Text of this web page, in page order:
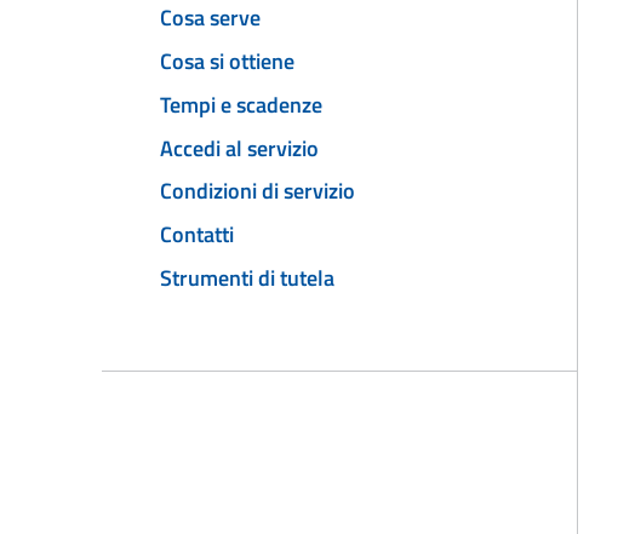
Cosa serve
Cosa si ottiene
Tempi e scadenze
Accedi al servizio
Condizioni di servizio
Contatti
Strumenti di tutela